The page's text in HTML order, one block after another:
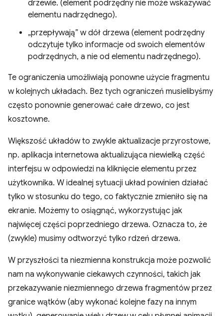
drzewie. (element podrzędny nie może wskazywać
elementu nadrzędnego).
„przepływają” w dół drzewa (element podrzędny
odczytuje tylko informacje od swoich elementów
podrzędnych, a nie od elementu nadrzędnego).
Te ograniczenia umożliwiają ponowne użycie fragmentu
w kolejnych układach. Bez tych ograniczeń musielibyśmy
często ponownie generować całe drzewo, co jest
kosztowne.
Większość układów to zwykle aktualizacje przyrostowe,
np. aplikacja internetowa aktualizująca niewielką część
interfejsu w odpowiedzi na kliknięcie elementu przez
użytkownika. W idealnej sytuacji układ powinien działać
tylko w stosunku do tego, co faktycznie zmieniło się na
ekranie. Możemy to osiągnąć, wykorzystując jak
najwięcej części poprzedniego drzewa. Oznacza to, że
(zwykle) musimy odtworzyć tylko rdzeń drzewa.
W przyszłości ta niezmienna konstrukcja może pozwolić
nam na wykonywanie ciekawych czynności, takich jak
przekazywanie niezmiennego drzewa fragmentów przez
granice wątków (aby wykonać kolejne fazy na innym